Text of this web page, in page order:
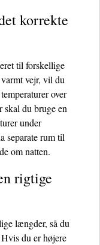
korrekte
til forskellige
vejr, vil du
over
du bruge en
under
separate rum til
om natten.
rigtige
længder, så du
du er højere